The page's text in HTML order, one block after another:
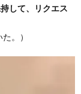
して、リクエス
。）